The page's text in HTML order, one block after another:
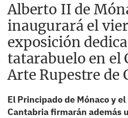
Alberto II de
inaugurará el
exposición
tatarabuelo en el
Arte Rupestre de
El Principado de Mónaco y
Cantabria firmarán además